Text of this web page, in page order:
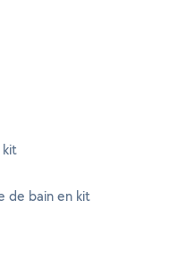
de bain en kit